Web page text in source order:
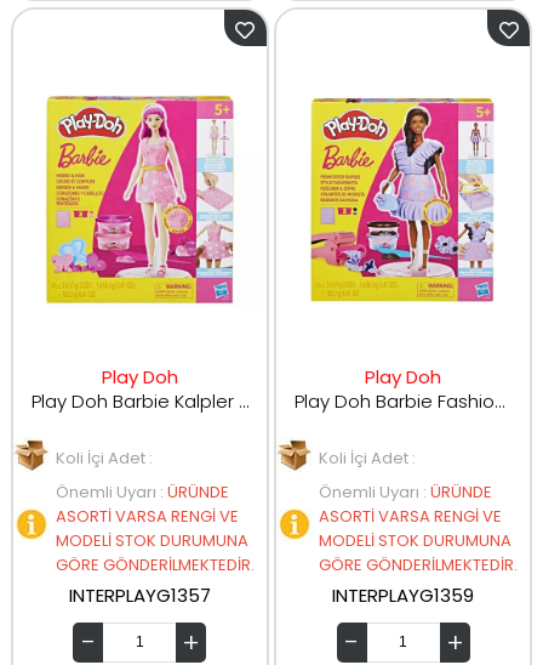
Play Doh
Play Doh Barbie Kalpler ve Saçlar, 2 Kutu Oyun Hamuru ve 13 Aksesuar
Koli İçi Adet :
Önemli Uyarı : ÜRÜNDE
ASORTİ VARSA RENGİ VE
MODELİ STOK DURUMUNA
GÖRE GÖNDERİLMEKTEDİR.
INTERPLAYG1357
Play Doh
Play Doh Barbie Fashionista Fırfırlı Bebek Seti G1359
Koli İçi Adet :
Önemli Uyarı : ÜRÜNDE
ASORTİ VARSA RENGİ VE
MODELİ STOK DURUMUNA
GÖRE GÖNDERİLMEKTEDİR.
INTERPLAYG1359